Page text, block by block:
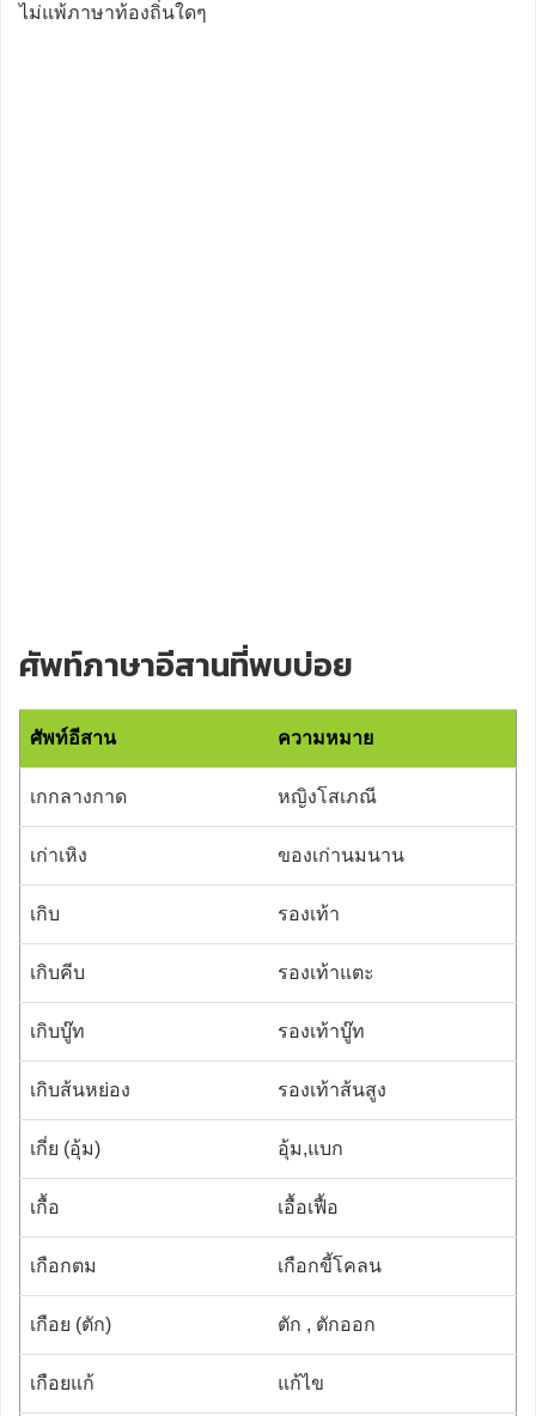
ไม่แพ้ภาษาท้องถิ่นใดๆ
ศัพท์ภาษาอีสานที่พบบ่อย
ศัพท์อีสาน ความหมาย
เกกลางกาด หญิงโสเภณี
เก่าเหิง ของเก่านมนาน
เกิบ รองเท้า
เกิบคีบ รองเท้าแตะ
เกิบบู๊ท รองเท้าบู๊ท
เกิบส้นหย่อง รองเท้าส้นสูง
เกี่ย (อุ้ม) อุ้ม,แบก
เกื้อ เอื้อเฟื้อ
เกือกตม เกือกขี้โคลน
เกือย (ตัก) ตัก , ตักออก
เกือยแก้ แก้ไข